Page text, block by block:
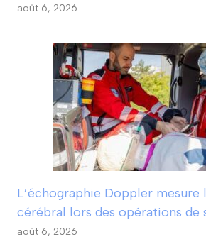
août 6, 2026
L’échographie Doppler mesure
cérébral lors des opérations de
août 6, 2026